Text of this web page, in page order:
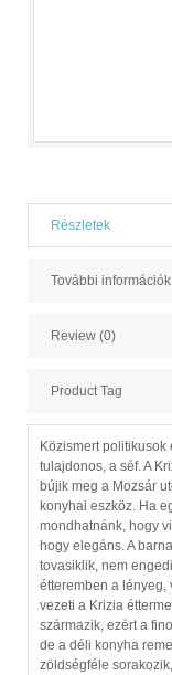
Részletek
További információk
Review (0)
Product Tag
Közismert
tulajdonos, a séf. A
bújik meg a Mozsár
konyhai eszköz. Ha
mondhatnánk, hogy
hogy elegáns. A
tovasiklik, nem
étteremben a lényeg,
vezeti a Krizia
származik, ezért a
de a déli konyha
zöldségféle